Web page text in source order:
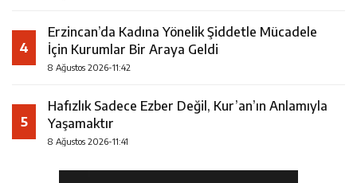
4
Erzincan’da Kadına Yönelik Şiddetle Mücadele
İçin Kurumlar Bir Araya Geldi
8 Ağustos 2026-11:42
5
Hafızlık Sadece Ezber Değil, Kur’an’ın Anlamıyla
Yaşamaktır
8 Ağustos 2026-11:41